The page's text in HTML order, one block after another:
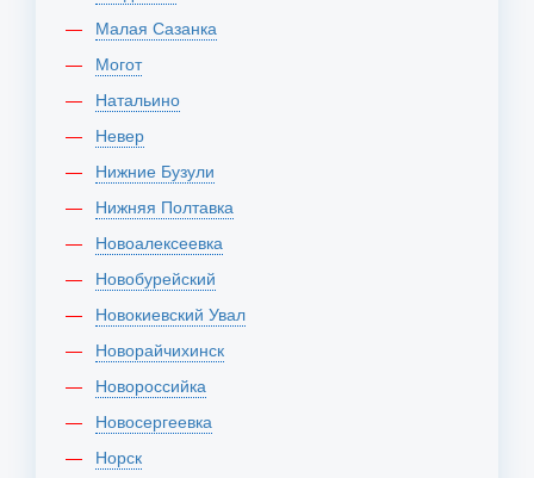
Малая Сазанка
Могот
Натальино
Невер
Нижние Бузули
Нижняя Полтавка
Новоалексеевка
Новобурейский
Новокиевский Увал
Новорайчихинск
Новороссийка
Новосергеевка
Норск